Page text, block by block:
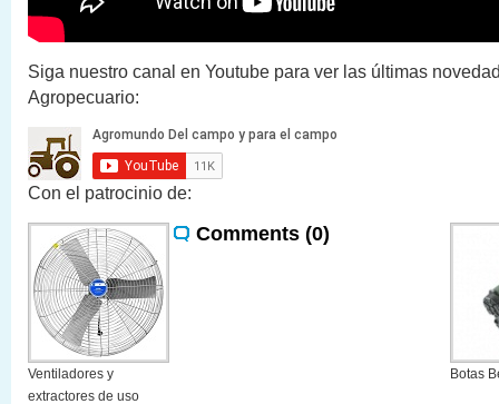
Siga nuestro canal en Youtube para ver las últimas
Agropecuario:
Con el patrocinio de:
Ventiladores y
extractores de uso
Botas
Comments (0)